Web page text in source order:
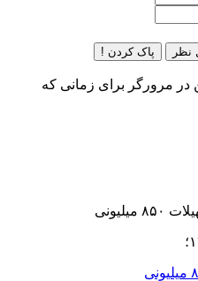
نظر پاک کردن !
در مرورگر برای زمانی که